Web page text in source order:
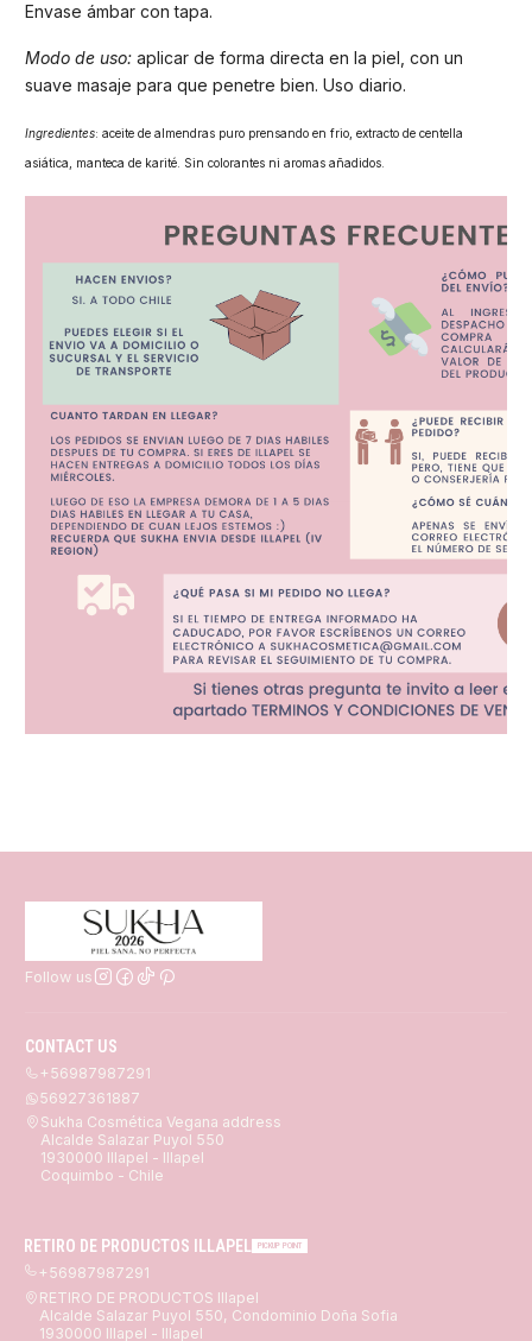
Envase ámbar con tapa.
Modo de uso: aplicar de forma directa en la piel, con un
suave masaje para que penetre bien. Uso diario.
Ingredientes: aceite de almendras puro prensando en frio, extracto de centella
asiática, manteca de karité. Sin colorantes ni aromas añadidos.
Follow us
CONTACT US
+56987987291
56927361887
Sukha Cosmética Vegana address
Alcalde Salazar Puyol 550
1930000 Illapel - Illapel
Coquimbo - Chile
RETIRO DE PRODUCTOS ILLAPEL PICKUP POINT
+56987987291
RETIRO DE PRODUCTOS Illapel
Alcalde Salazar Puyol 550, Condominio Doña Sofia
1930000 Illapel - Illapel